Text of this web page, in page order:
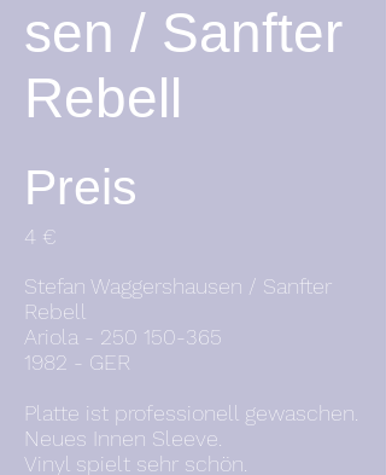
sen / Sanfter
Rebell
Preis
4 €
Stefan Waggershausen / Sanfter
Rebell
Ariola - 250 150-365
1982 - GER
Platte ist professionell gewaschen.
Neues Innen Sleeve.
Vinyl spielt sehr schön.